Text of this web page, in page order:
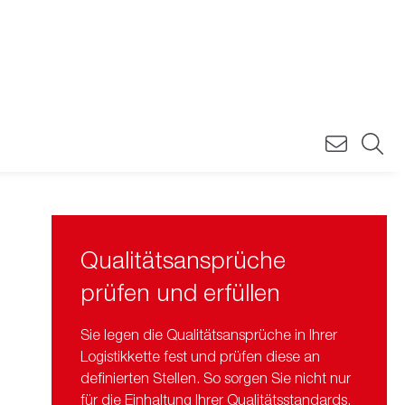
Qualitätsansprüche
prüfen und erfüllen
Sie legen die Qualitätsansprüche in Ihrer
Logistikkette fest und prüfen diese an
definierten Stellen. So sorgen Sie nicht nur
für die Einhaltung Ihrer Qualitätsstandards,